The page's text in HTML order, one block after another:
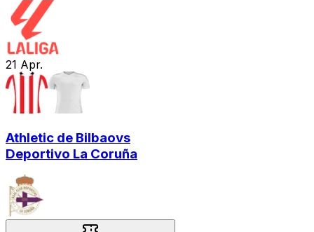
21 Apr.
Athletic de Bilbaovs
Deportivo La Coruña